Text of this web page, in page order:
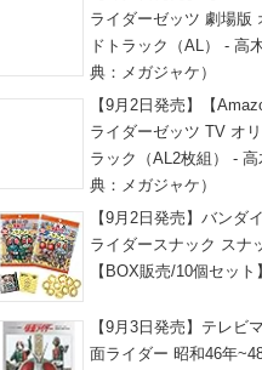
ライダーゼッツ 劇場版
ドトラック（AL） - 高
典：メガジャケ）
【9月2日発売】【
ライダーゼッツ TV オ
ラック（AL2枚組） -
典：メガジャケ）
【9月2日発売】バンダ
ライダースナック スナ
【BOX販売/10個セット】
【9月3日発売】テレビ
面ライダー 昭和46年